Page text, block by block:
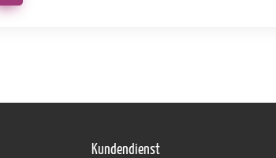
Kundendienst